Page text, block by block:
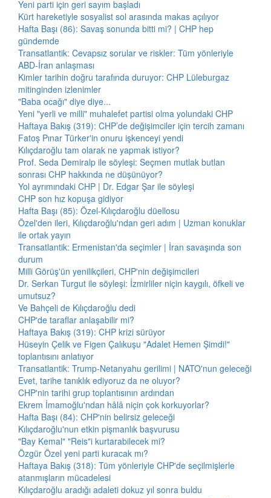
Yeni parti için geri sayım başladı
Kürt hareketiyle sosyalist sol arasında makas açılıyor
Hafta Başı (86): Savaş sonunda bitti mi? | CHP hep
gündemde
Transatlantik: Cevapsız sorular ve riskler: Tüm yönleriyle
ABD-İran anlaşması
Kimler tarihin doğru tarafında duruyor: CHP Lüleburgaz
mitinginden izlenimler
"Baba ocağı" diye diye...
Yeni "yerli ve milli" muhalefet partisi olma yolundaki CHP
Haftaya Bakış (319): CHP’de değişimciler için tercih zamanı
Fatoş Pınar Türker'in onuru işkenceyi yendi
Kılıçdaroğlu tam olarak ne yapmak istiyor?
Prof. Seda Demiralp ile söyleşi: Seçmen mutlak butlan
sonrası CHP hakkında ne düşünüyor?
Yol ayrımındaki CHP | Dr. Edgar Şar ile söyleşi
CHP son hız kopuşa gidiyor
Hafta Başı (85): Özel-Kılıçdaroğlu düellosu
Özel'den ileri, Kılıçdaroğlu'ndan geri adım | Uzman konuklar
ile ortak yayın
Transatlantik: Ermenistan'da seçimler | İran savaşında son
durum
Milli Görüş'ün yenilikçileri, CHP'nin değişimcileri
Dr. Serkan Turgut ile söyleşi: İzmirliler niçin kaygılı, öfkeli ve
umutsuz?
Ve Bahçeli de Kılıçdaroğlu dedi
CHP'de taraflar anlaşabilir mi?
Haftaya Bakış (319): CHP krizi sürüyor
Hüseyin Çelik ve Figen Çalıkuşu "Adalet Hemen Şimdi!"
toplantısını anlatıyor
Transatlantik: Trump-Netanyahu gerilimi | NATO'nun geleceği
Evet, tarihe tanıklık ediyoruz da ne oluyor?
CHP'nin tarihi grup toplantısının ardından
Ekrem İmamoğlu'ndan hâlâ niçin çok korkuyorlar?
Hafta Başı (84): CHP'nin belirsiz geleceği
Kılıçdaroğlu'nun etkin pişmanlık başvurusu
"Bay Kemal" "Reis"i kurtarabilecek mi?
Özgür Özel yeni parti kuracak mı?
Haftaya Bakış (318): Tüm yönleriyle CHP'de seçilmişlerle
atanmışların mücadelesi
Kılıçdaroğlu aradığı adaleti dokuz yıl sonra buldu